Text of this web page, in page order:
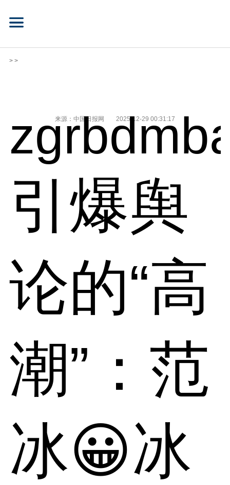
> >
来源：中国日报网 2025-12-29 00:31:17
引爆舆
论的“高
潮”：范
冰😀冰